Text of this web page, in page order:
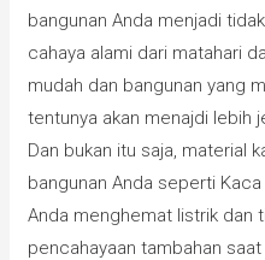
bangunan Anda menjadi
cahaya alami dari matahari
mudah dan bangunan yang
tentunya akan menajdi lebih
Dan bukan itu saja, material
bangunan Anda seperti
Anda menghemat listrik dan
pencahayaan tambahan saat